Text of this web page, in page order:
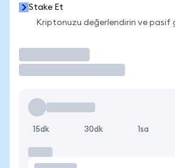
Stake Et
Kriptonuzu değerlendirin ve pasif
15dk 30dk 1sa